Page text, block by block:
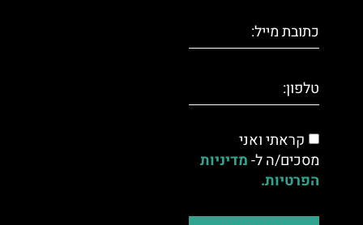
קראתי ואני
מסכים/ה ל-מדיניות
הפרטיות.